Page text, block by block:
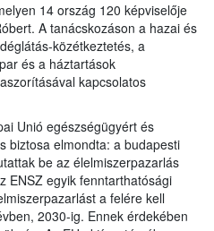
14 ország 120 képviselője
A tanácskozáson a hazai és
közétkeztetés, a
és a háztartások
kapcsolatos
Unió egészségügyért és
biztosa elmondta: a budapesti
be az élelmiszerpazarlás
ENSZ egyik fenntarthatósági
a felére kell
2030-ig. Ennek érdekében